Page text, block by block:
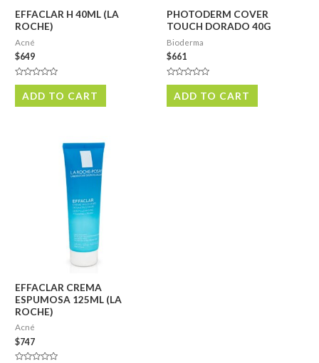
EFFACLAR H 40ML (LA
ROCHE)
Acné
$649
Rated
out
of
ADD TO CART
PHOTODERM COVER
TOUCH DORADO 40G
Bioderma
$661
Rated
out
of
ADD TO CART
EFFACLAR CREMA
ESPUMOSA 125ML (LA
ROCHE)
Acné
$747